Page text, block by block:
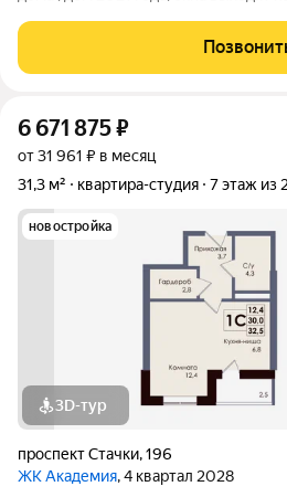
Покажем в любое для вас время
6 671 875₽
от 31 961 ₽ в месяц
31,3 м²
квартира-студия 7 этаж из
новостройка
3D-тур
проспект Стачки,196
ЖК Академия, 4 квартал 2028